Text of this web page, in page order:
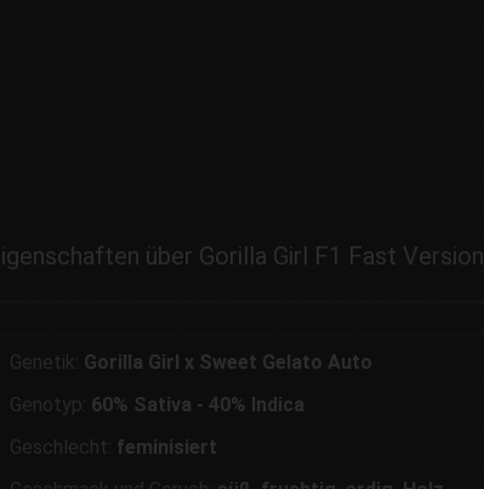
über Gorilla Girl F1 Fast Version
Genetik: Gorilla Girl x Sweet Gelato Auto
Genotyp: 60% Sativa - 40% Indica
Geschlecht: feminisiert